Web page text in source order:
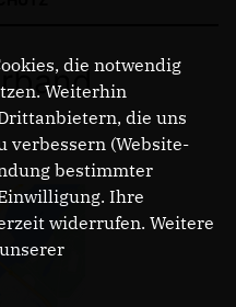
die notwendig
Weiterhin
die uns
verbessern (Website-
bestimmter
Ihre
widerrufen. Weitere